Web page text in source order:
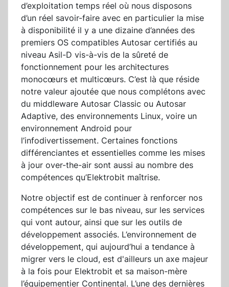
d’exploitation temps réel où nous disposons
d’un réel savoir-faire avec en particulier la mise
à disponibilité il y a une dizaine d’années des
premiers OS compatibles Autosar certifiés au
niveau Asil-D vis-à-vis de la sûreté de
fonctionnement pour les architectures
monocœurs et multicœurs. C’est là que réside
notre valeur ajoutée que nous complétons avec
du middleware Autosar Classic ou Autosar
Adaptive, des environnements Linux, voire un
environnement Android pour
l’infodivertissement. Certaines fonctions
différenciantes et essentielles comme les mises
à jour over-the-air sont aussi au nombre des
compétences qu’Elektrobit maîtrise.
Notre objectif est de continuer à renforcer nos
compétences sur le bas niveau, sur les services
qui vont autour, ainsi que sur les outils de
développement associés. L’environnement de
développement, qui aujourd’hui a tendance à
migrer vers le cloud, est d'ailleurs un axe majeur
à la fois pour Elektrobit et sa maison-mère
l’équipementier Continental. L’une des dernières